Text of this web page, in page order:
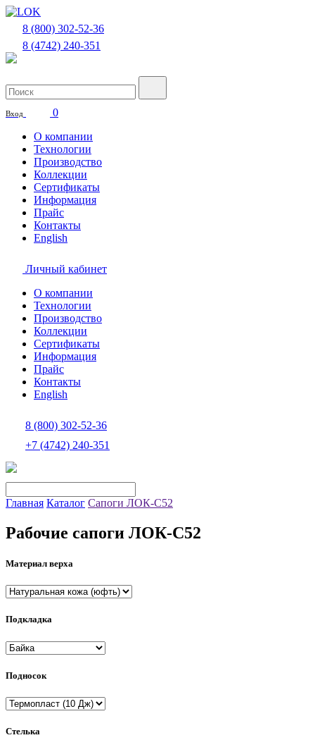
8 (800) 302-52-36
8 (4742) 240-351
Вход
0
О компании
Технологии
Производство
Коллекции
Сертификаты
Информация
Прайс
Контакты
Еnglish
Личный кабинет
О компании
Технологии
Производство
Коллекции
Сертификаты
Информация
Прайс
Контакты
Еnglish
8 (800) 302-52-36
+7 (4742) 240-351
Главная Каталог Сапоги ЛОК-С52
Рабочие сапоги ЛОК-С52
Материал верха
Подкладка
Подносок
Cтелька